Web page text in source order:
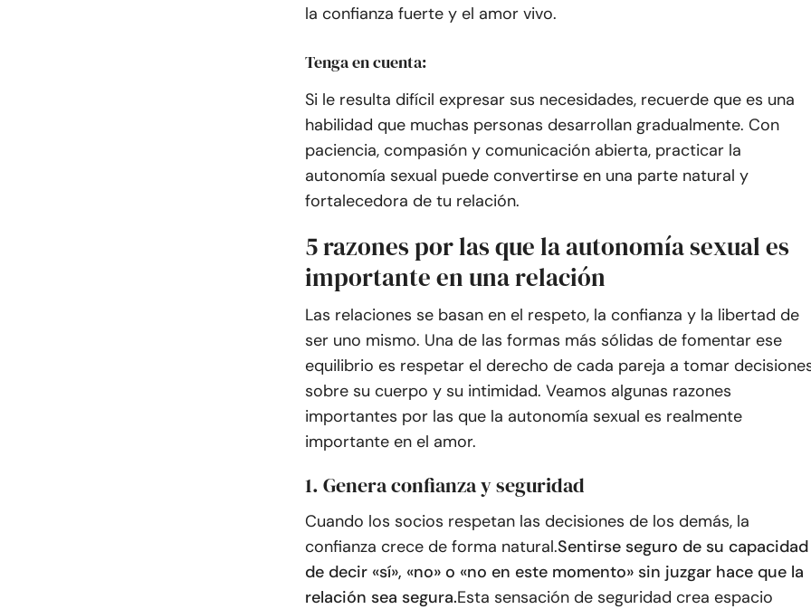
la confianza fuerte y el amor vivo.
Tenga en cuenta:
Si le resulta difícil expresar sus necesidades, recuerde que es una
habilidad que muchas personas desarrollan gradualmente. Con
paciencia, compasión y comunicación abierta, practicar la
autonomía sexual puede convertirse en una parte natural y
fortalecedora de tu relación.
5 razones por las que la autonomía sexual es
importante en una relación
Las relaciones se basan en el respeto, la confianza y la libertad de
ser uno mismo. Una de las formas más sólidas de fomentar ese
equilibrio es respetar el derecho de cada pareja a tomar
sobre su cuerpo y su intimidad. Veamos algunas razones
importantes por las que la autonomía sexual es realmente
importante en el amor.
1. Genera confianza y seguridad
Cuando los socios respetan las decisiones de los demás, la
confianza crece de forma natural.Sentirse seguro de su capacidad
de decir «sí», «no» o «no en este momento» sin juzgar hace que la
relación sea segura.Esta sensación de seguridad crea espacio